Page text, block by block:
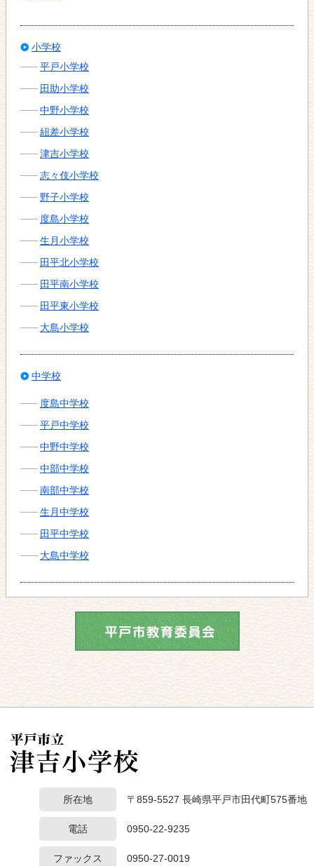
小学校
平戸小学校
田助小学校
中野小学校
紐差小学校
津吉小学校
志々伎小学校
野子小学校
度島小学校
生月小学校
田平北小学校
田平南小学校
田平東小学校
大島小学校
中学校
度島中学校
平戸中学校
中野中学校
中部中学校
南部中学校
生月中学校
田平中学校
大島中学校
所在地 〒859-5527 長崎県平戸市田代町575番地
電話 0950-22-9235
ファックス 0950-27-0019